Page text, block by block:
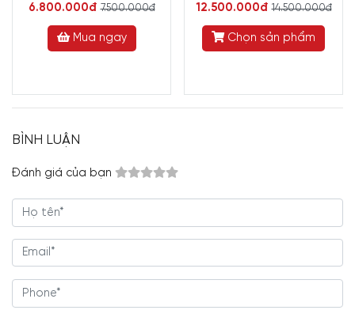
6.800.000đ 7.500.000đ
Mua ngay
12.500.000đ 14.500.000đ
Chọn sản phẩm
BÌNH LUẬN
Đánh giá của bạn